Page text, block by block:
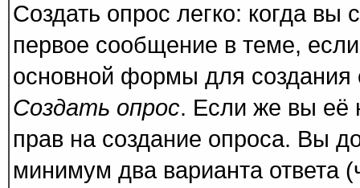
Создать опрос легко: когда вы
первое сообщение в теме,
основной формы для
Создать опрос. Если же вы её
прав на создание опроса. Вы
минимум два варианта ответа